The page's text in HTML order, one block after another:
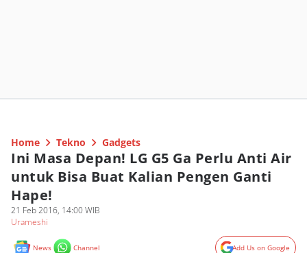
Home Tekno Gadgets
Ini Masa Depan! LG G5 Ga Perlu Anti Air
untuk Bisa Buat Kalian Pengen Ganti
Hape!
21 Feb 2016, 14:00 WIB
Urameshi
News Channel Add Us on Google